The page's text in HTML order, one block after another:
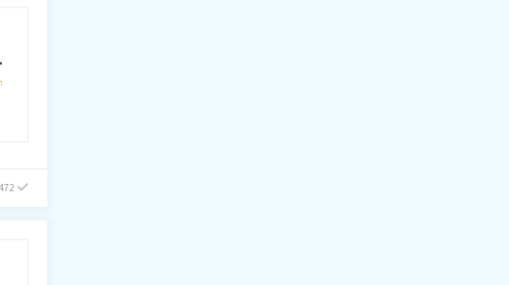
14472 כבר חסכו! 4 היום